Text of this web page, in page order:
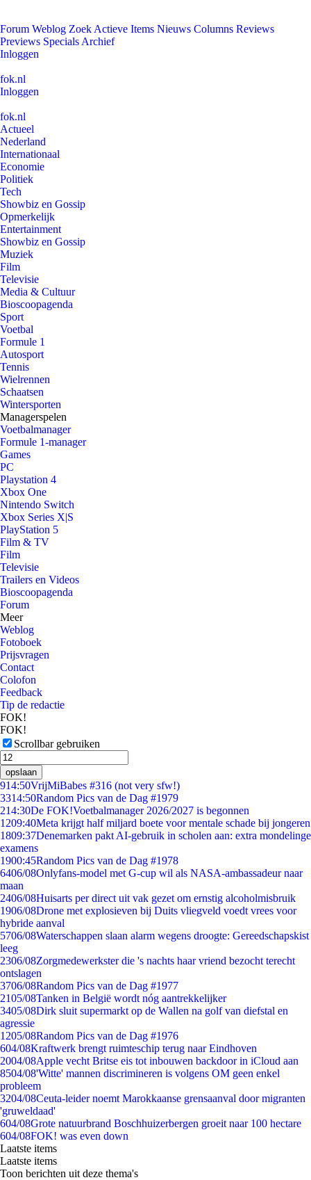
Forum Weblog Zoek Actieve Items Nieuws Columns Reviews
Previews Specials Archief
Inloggen
fok.nl
Inloggen
fok.nl
Actueel
Nederland
Internationaal
Economie
Politiek
Tech
Showbiz en Gossip
Opmerkelijk
Entertainment
Showbiz en Gossip
Muziek
Film
Televisie
Media & Cultuur
Bioscoopagenda
Sport
Voetbal
Formule 1
Autosport
Tennis
Wielrennen
Schaatsen
Wintersporten
Managerspelen
Voetbalmanager
Formule 1-manager
Games
PC
Playstation 4
Xbox One
Nintendo Switch
Xbox Series X|S
PlayStation 5
Film & TV
Film
Televisie
Trailers en Videos
Bioscoopagenda
Forum
Meer
Weblog
Fotoboek
Prijsvragen
Contact
Colofon
Feedback
Tip de redactie
FOK!
FOK!
Scrollbar gebruiken
opslaan
914:50VrijMiBabes #316 (not very sfw!)
3314:50Random Pics van de Dag #1979
214:30De FOK!Voetbalmanager 2026/2027 is begonnen
1209:40Meta krijgt half miljard boete voor mentale schade bij jongeren
1809:37Denemarken pakt AI-gebruik in scholen aan: extra mondelinge
examens
1900:45Random Pics van de Dag #1978
6406/08Onlyfans-model met G-cup wil als NASA-ambassadeur naar
maan
2406/08Huisarts per direct uit vak gezet om ernstig alcoholmisbruik
1906/08Drone met explosieven bij Duits vliegveld voedt vrees voor
hybride aanval
5706/08Waterschappen slaan alarm wegens droogte: Gereedschapskist
leeg
2306/08Zorgmedewerkster die 's nachts haar vriend bezocht terecht
ontslagen
3706/08Random Pics van de Dag #1977
2105/08Tanken in België wordt nóg aantrekkelijker
3405/08Dirk sluit supermarkt op de Wallen na golf van diefstal en
agressie
1205/08Random Pics van de Dag #1976
604/08Kraftwerk brengt ruimteschip terug naar Eindhoven
2004/08Apple vecht Britse eis tot inbouwen backdoor in iCloud aan
8504/08'Witte' mannen discrimineren is volgens OM geen enkel
probleem
3204/08Ceuta-leider noemt Marokkaanse grensaanval door migranten
'gruweldaad'
604/08Grote natuurbrand Boschhuizerbergen groeit naar 100 hectare
604/08FOK! was even down
Laatste items
Laatste items
Toon berichten uit deze thema's